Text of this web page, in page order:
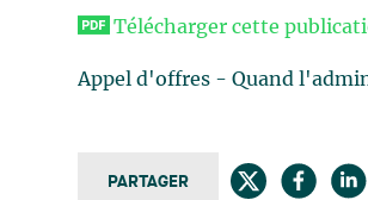
Télécharger cette
Appel d'offres - Quand
PARTAGER